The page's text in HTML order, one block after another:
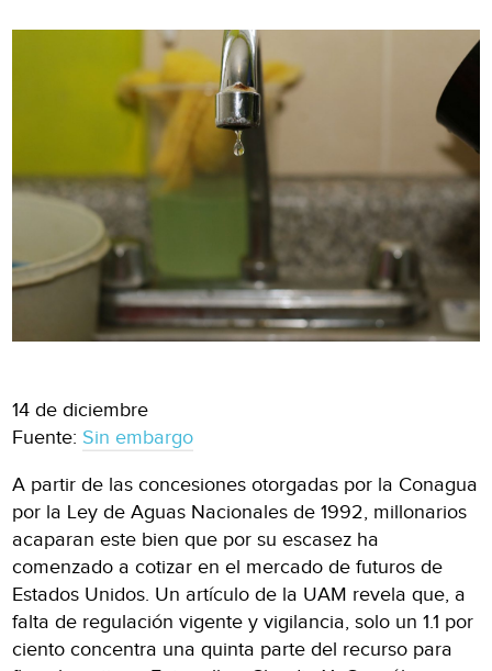
14 de diciembre
Fuente: Sin embargo
A partir de las concesiones otorgadas por la Conagua
por la Ley de Aguas Nacionales de 1992, millonarios
acaparan este bien que por su escasez ha
comenzado a cotizar en el mercado de futuros de
Estados Unidos. Un artículo de la UAM revela que, a
falta de regulación vigente y vigilancia, solo un 1.1 por
ciento concentra una quinta parte del recurso para